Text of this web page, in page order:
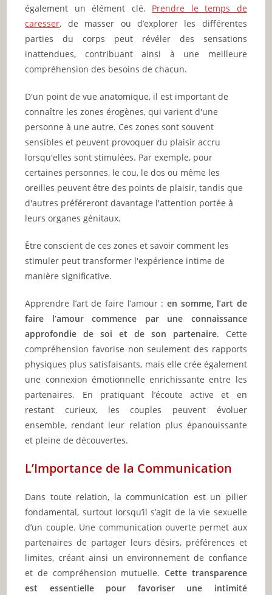
également un élément clé. Prendre le temps de
caresser, de masser ou d’explorer les différentes
parties du corps peut révéler des sensations
inattendues, contribuant ainsi à une meilleure
compréhension des besoins de chacun.
D'un point de vue anatomique, il est important de
connaître les zones érogènes, qui varient d'une
personne à une autre. Ces zones sont souvent
sensibles et peuvent provoquer du plaisir accru
lorsqu'elles sont stimulées. Par exemple, pour
certaines personnes, le cou, le dos ou même les
oreilles peuvent être des points de plaisir, tandis que
d'autres préféreront davantage l'attention portée à
leurs organes génitaux.
Être conscient de ces zones et savoir comment les
stimuler peut transformer l'expérience intime de
manière significative.
Apprendre l’art de faire l’amour : en somme, l’art de
faire l’amour commence par une connaissance
approfondie de soi et de son partenaire. Cette
compréhension favorise non seulement des rapports
physiques plus satisfaisants, mais elle crée également
une connexion émotionnelle enrichissante entre les
partenaires. En pratiquant l’écoute active et en
restant curieux, les couples peuvent évoluer
ensemble, rendant leur relation plus épanouissante
et pleine de découvertes.
L’Importance de la Communication
Dans toute relation, la communication est un pilier
fondamental, surtout lorsqu’il s’agit de la vie sexuelle
d’un couple. Une communication ouverte permet aux
partenaires de partager leurs désirs, préférences et
limites, créant ainsi un environnement de confiance
et de compréhension mutuelle.Cette transparence
est essentielle pour favoriser une intimité